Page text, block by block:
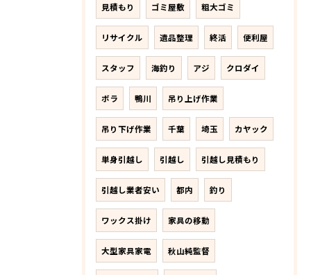
見積もり ゴミ屋敷 粗大ゴミ
リサイクル 遺品整理 終活 便利屋
スタッフ 海釣り アジ クロダイ
ボラ 鴨川 吊り上げ作業
吊り下げ作業 千葉 埼玉 カヤック
単身引越し 引越し 引越し見積もり
引越し業者安い 都内 釣り
ワックス掛け 家具の移動
大型家具家電 秋山純監督